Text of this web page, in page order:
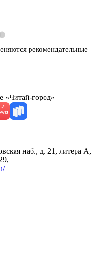
рекомендательные
«Читай-город»
наб., д. 21, литера А,
,